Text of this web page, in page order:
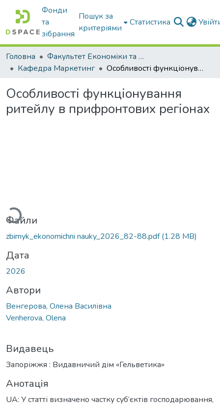
Фонди
та
зібрання
Пошук за
критеріями
Статистика
Головна
Факультет Економіки та бізнесу
Кафедра Маркетинг
Особливості функціонування ритейлу в прифронтових регіонах
Особливості функціонування
ритейлу в прифронтових регіонах
Вантажиться...
Файли
zbirnyk_ekonomichni nauky_2026_82-88.pdf(1.28 MB)
Дата
2026
Автори
Венгерова, Олена Василівна
Venherova, Olena
Видавець
Запоріжжя : Видавничий дім «Гельветика»
Анотація
UA: У статті визначено частку суб’єктів господарювання,